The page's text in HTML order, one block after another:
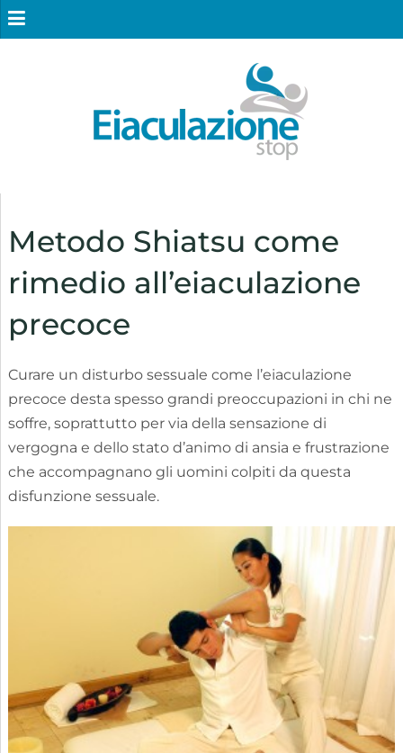
Metodo Shiatsu come
rimedio all’eiaculazione
precoce
Curare un disturbo sessuale come l’eiaculazione
precoce desta spesso grandi preoccupazioni in chi ne
soffre, soprattutto per via della sensazione di
vergogna e dello stato d’animo di ansia e frustrazione
che accompagnano gli uomini colpiti da questa
disfunzione sessuale.